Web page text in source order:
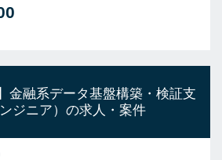
金融系データ基盤構築・検証支
ジニア）の求人・案件